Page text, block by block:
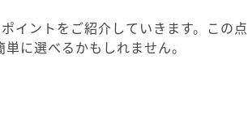
イントをご紹介していきます。この点
に選べるかもしれません。